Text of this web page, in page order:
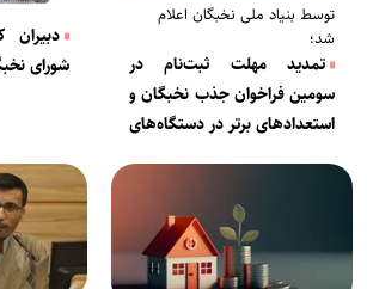
توسط بنیاد ملی نخبگان اعلام
شد؛
تمدید مهلت ثبت‌نام در
سومین فراخوان جذب نخبگان و
استعدادهای برتر در دستگاه‌های
دبیران
شورای